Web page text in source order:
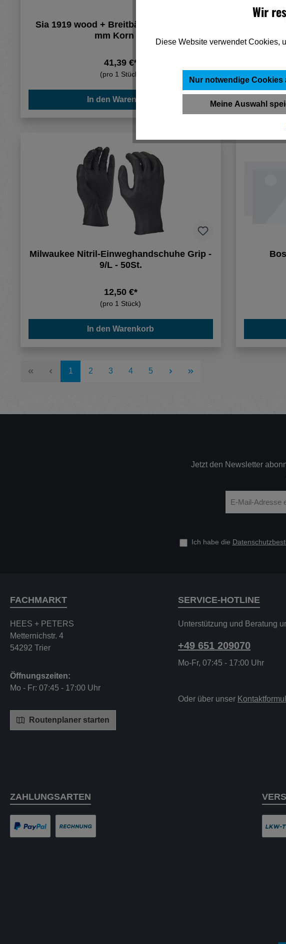
Sia 1919 wood + Breitbänder 1350x2620
mm Korn 80
41,39 €*
(pro 1 Stück)
In den Warenkorb
Milwaukee Nitril-Einweghandschuhe Grip -
9/L - 50St.
12,50 €*
(pro 1 Stück)
In den Warenkorb
Seite
1 Seite
2 Seite
3 Seite
4 Seite
5
Jetzt den Newsletter
Mail-
Adresse
Ich habe die
SERVICE-HOTLINE
Unterstützung und Beratung
+49 651 209070
Mo-Fr, 07:45 - 17:00 Uhr
Oder über unser
ZAHLUNGSARTEN
FACHMARKT
HEES + PETERS
Metternichstr. 4
54292 Trier
Öffnungszeiten:
Mo - Fr: 07:45 - 17:00 Uhr
Routenplaner starten
Wir
Diese Website verwendet Cookies,
Nur notwendige Cookies
Meine Auswahl